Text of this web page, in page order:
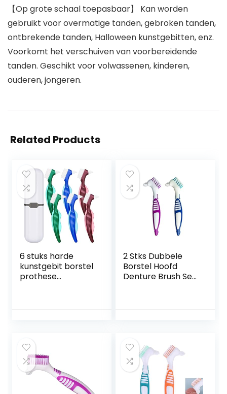
【Op grote schaal toepasbaar】 Kan worden
gebruikt voor overmatige tanden, gebroken tanden,
ontbrekende tanden, Halloween kunstgebitten, enz.
Voorkomt het verschuiven van voorbereidende
tanden. Geschikt voor volwassenen, kinderen,
ouderen, jongeren.
Related Products
6 stuks harde
kunstgebit borstel
prothese
groen en blauw)
2 Stks Dubbele
Borstel Hoofd
Denture Brush Set,
Tanden Borstel
voor Denture Care
(Random Color)